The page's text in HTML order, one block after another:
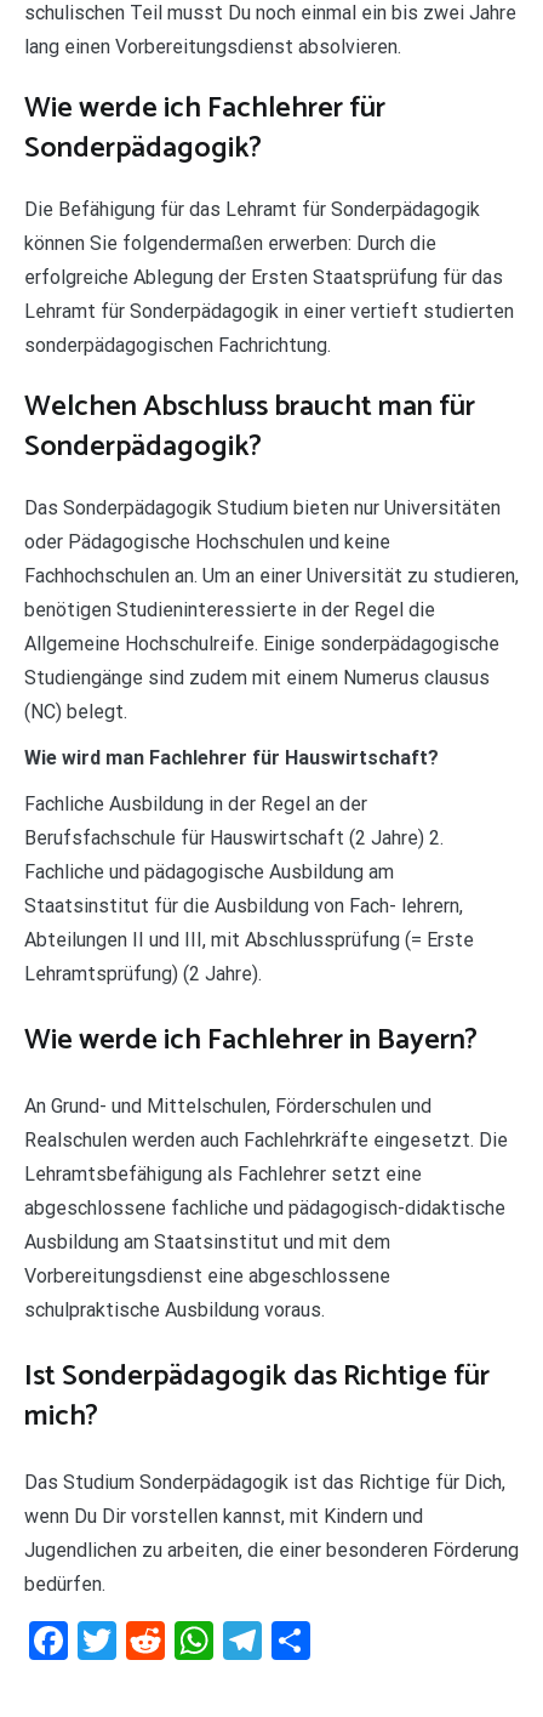
schulischen Teil musst Du noch einmal ein bis zwei Jahre
lang einen Vorbereitungsdienst absolvieren.
Wie werde ich Fachlehrer für
Sonderpädagogik?
Die Befähigung für das Lehramt für Sonderpädagogik
können Sie folgendermaßen erwerben: Durch die
erfolgreiche Ablegung der Ersten Staatsprüfung für das
Lehramt für Sonderpädagogik in einer vertieft studierten
sonderpädagogischen Fachrichtung.
Welchen Abschluss braucht man für
Sonderpädagogik?
Das Sonderpädagogik Studium bieten nur Universitäten
oder Pädagogische Hochschulen und keine
Fachhochschulen an. Um an einer Universität zu studieren,
benötigen Studieninteressierte in der Regel die
Allgemeine Hochschulreife. Einige sonderpädagogische
Studiengänge sind zudem mit einem Numerus clausus
(NC) belegt.
Wie wird man Fachlehrer für Hauswirtschaft?
Fachliche Ausbildung in der Regel an der
Berufsfachschule für Hauswirtschaft (2 Jahre) 2.
Fachliche und pädagogische Ausbildung am
Staatsinstitut für die Ausbildung von Fach- lehrern,
Abteilungen II und III, mit Abschlussprüfung (= Erste
Lehramtsprüfung) (2 Jahre).
Wie werde ich Fachlehrer in Bayern?
An Grund- und Mittelschulen, Förderschulen und
Realschulen werden auch Fachlehrkräfte eingesetzt. Die
Lehramtsbefähigung als Fachlehrer setzt eine
abgeschlossene fachliche und pädagogisch-didaktische
Ausbildung am Staatsinstitut und mit dem
Vorbereitungsdienst eine abgeschlossene
schulpraktische Ausbildung voraus.
Ist Sonderpädagogik das Richtige für
mich?
Das Studium Sonderpädagogik ist das Richtige für Dich,
wenn Du Dir vorstellen kannst, mit Kindern und
Jugendlichen zu arbeiten, die einer besonderen Förderung
bedürfen.
Facebook
Twitter
RedditWhatsApp
Telegram